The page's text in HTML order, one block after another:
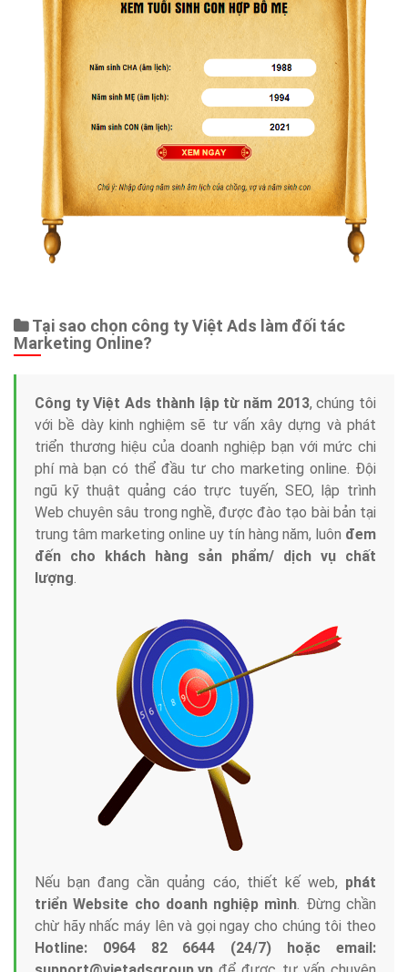
Tại sao chọn công ty Việt Ads làm đối tác
Marketing Online?
Công ty Việt Ads thành lập từ năm 2013, chúng tôi
với bề dày kinh nghiệm sẽ tư vấn xây dựng và phát
triển thương hiệu của doanh nghiệp bạn với mức chi
phí mà bạn có thể đầu tư cho marketing online. Đội
ngũ kỹ thuật quảng cáo trực tuyến, SEO, lập trình
Web chuyên sâu trong nghề, được đào tạo bài bản tại
trung tâm marketing online uy tín hàng năm, luôn đem
đến cho khách hàng sản phẩm/ dịch vụ chất
lượng.
Nếu bạn đang cần quảng cáo, thiết kế web, phát
triển Website cho doanh nghiệp mình. Đừng chần
chừ hãy nhấc máy lên và gọi ngay cho chúng tôi theo
Hotline: 0964 82 6644 (24/7) hoặc email: